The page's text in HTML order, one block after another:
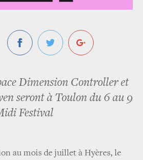
Dimension Controller et
seront à Toulon du 6 au 9
Festival
au mois de juillet à Hyères, le